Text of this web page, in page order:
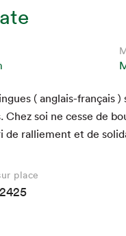
Que
( anglais-français
Chez soi ne cesse de
de ral­liement et de
place
2425